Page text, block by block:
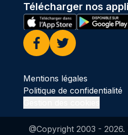
Télécharger nos
Facebook
Twitter
Mentions légales
Politique de confidentialité
@Copyright 2003 - 2026.